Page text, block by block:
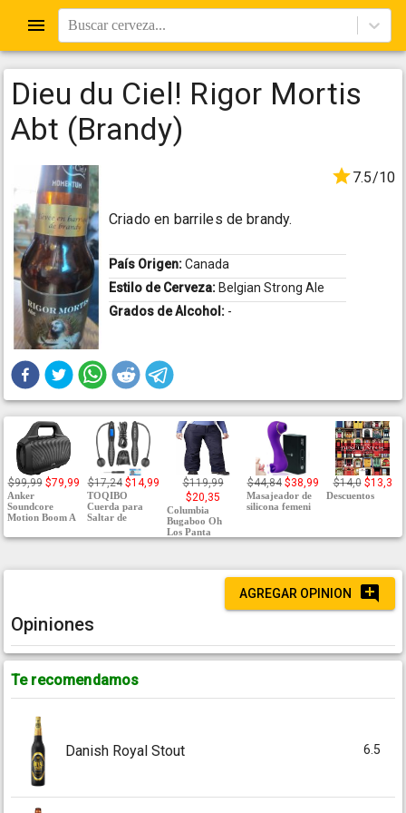
Buscar cerveza...
Dieu du Ciel! Rigor Mortis
Abt (Brandy)
7.5/10
Criado en barriles de brandy.
País Origen:Canada
Estilo de Cerveza: Belgian Strong Ale
Grados de Alcohol: -
$99,99 $79,99
Anker
Soundcore
Motion Boom A
$17,24 $14,99
TOQIBO
Cuerda para
Saltar de
$119,99
$20,35
Columbia
Bugaboo Oh
Los Panta
$44,84 $38,99
Masajeador de
silicona femeni
$14,0 $13,3
Descuentos
AGREGAR OPINION
Opiniones
Te recomendamos
Danish Royal Stout 6.5